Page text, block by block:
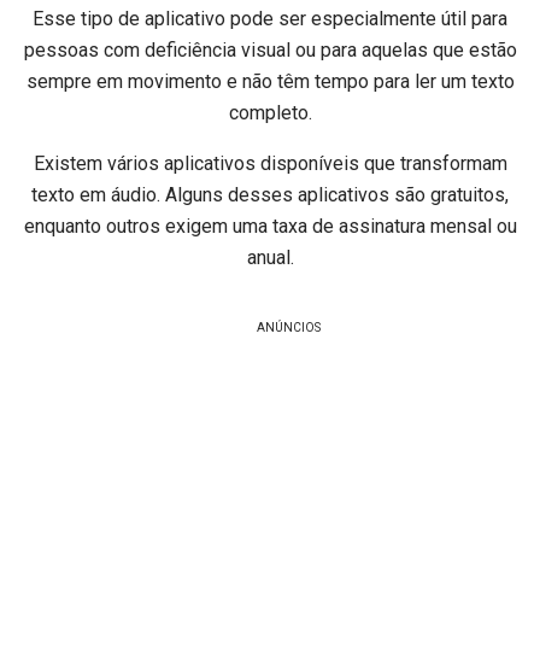
Esse tipo de aplicativo pode ser especialmente útil para
pessoas com deficiência visual ou para aquelas que estão
sempre em movimento e não têm tempo para ler um texto
completo.
Existem vários aplicativos disponíveis que transformam
texto em áudio. Alguns desses aplicativos são gratuitos,
enquanto outros exigem uma taxa de assinatura mensal ou
anual.
ANÚNCIOS